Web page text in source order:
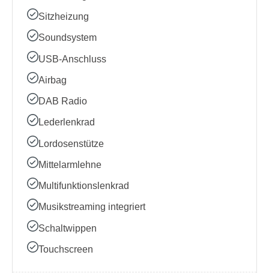
Sitzheizung
Soundsystem
USB-Anschluss
Airbag
DAB Radio
Lederlenkrad
Lordosenstütze
Mittelarmlehne
Multifunktionslenkrad
Musikstreaming integriert
Schaltwippen
Touchscreen